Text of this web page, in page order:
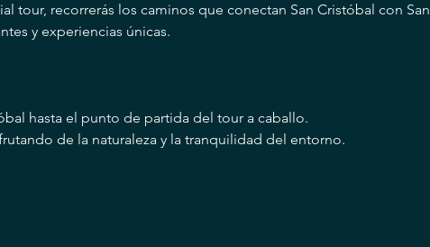
tour, recorrerás los caminos que conectan San Cristóbal con San
y experiencias únicas.
hasta el punto de partida del tour a caballo.
de la naturaleza y la tranquilidad del entorno.